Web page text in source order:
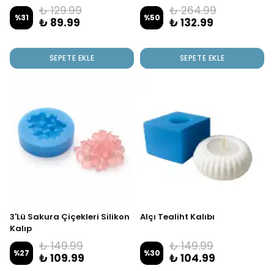
%31
₺ 129.99
₺ 89.99
SEPETE EKLE
%50
₺ 264.99
₺ 132.99
SEPETE EKLE
3'Lü Sakura Çiçekleri Silikon
Kalıp
%27
₺ 149.99
₺ 109.99
Alçı Tealiht Kalıbı
%30
₺ 149.99
₺ 104.99